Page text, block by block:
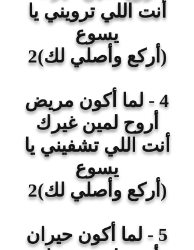
أنت اللي ترويني يا
يسوع
(أركع وأصلي لك)2
4 - لما أكون مريض
أروح لمين غيرك
أنت اللي تشفيني يا
يسوع
(أركع وأصلي لك)2
5 - لما أكون حيران